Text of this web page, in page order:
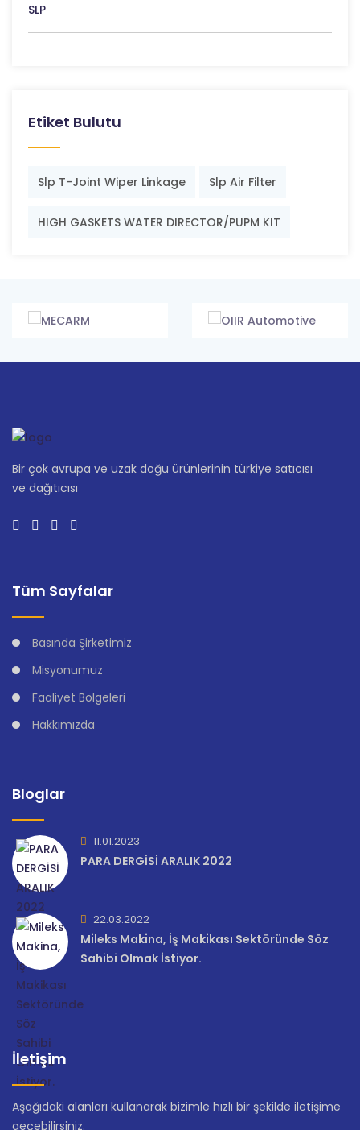
SLP
Etiket Bulutu
Slp T-Joint Wiper Linkage Slp Air Filter
HIGH GASKETS WATER DIRECTOR/PUPM KIT
Bir çok avrupa ve uzak doğu ürünlerinin türkiye satıcısı
ve dağıtıcısı
Tüm Sayfalar
Basında Şirketimiz
Misyonumuz
Faaliyet Bölgeleri
Hakkımızda
Bloglar
11.01.2023
PARA DERGİSİ ARALIK 2022
22.03.2022
Mileks Makina, İş Makikası Sektöründe Söz
Sahibi Olmak İstiyor.
İletişim
Aşağıdaki alanları kullanarak bizimle hızlı bir şekilde iletişime
geçebilirsiniz.